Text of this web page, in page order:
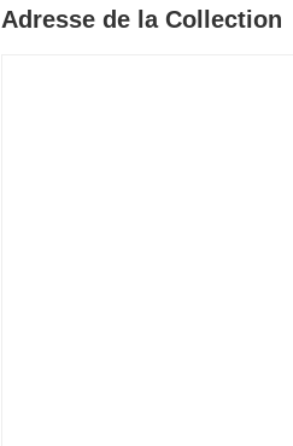
Adresse de la Collection